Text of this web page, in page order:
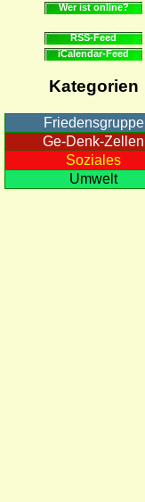
Wer ist online?
RSS-Feed
iCalendar-Feed
Kategorien
Friedensgruppe
Ge-Denk-Zellen
Soziales
Umwelt